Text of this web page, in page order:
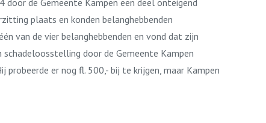
door de Gemeente Kampen een deel onteigend
plaats en konden belanghebbenden
van de vier belanghebbenden en vond dat zijn
door de Gemeente Kampen
er nog fl. 500,- bij te krijgen, maar Kampen